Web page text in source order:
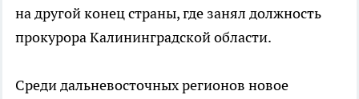
на другой конец страны, где занял должность
прокурора Калининградской области.
Среди дальневосточных регионов новое